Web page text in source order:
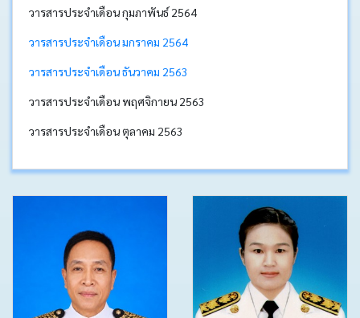
วารสารประจำเดือน กุมภาพันธ์ 2564
วารสารประจำเดือน มกราคม 2564
วารสารประจำเดือน ธันวาคม 2563
วารสารประจำเดือน พฤศจิกายน 2563
วารสารประจำเดือน ตุลาคม 2563